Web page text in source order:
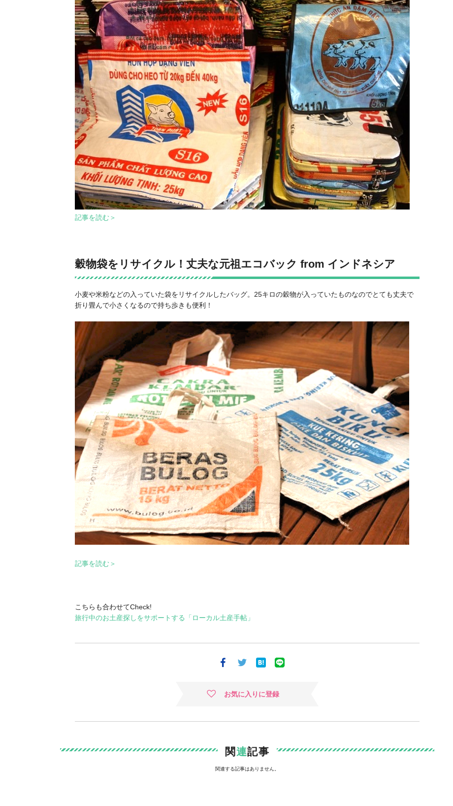
記事を読む＞
穀物袋をリサイクル！丈夫な元祖エコバック from インドネシア
小麦や米粉などの入っていた袋をリサイクルしたバッグ。25キロの穀物が入っていたものなのでとても丈夫で
折り畳んで小さくなるので持ち歩きも便利！
記事を読む＞
こちらも合わせてCheck!
旅行中のお土産探しをサポートする「ローカル土産手帖」
お気に入りに登録
関連記事
関連する記事はありません。